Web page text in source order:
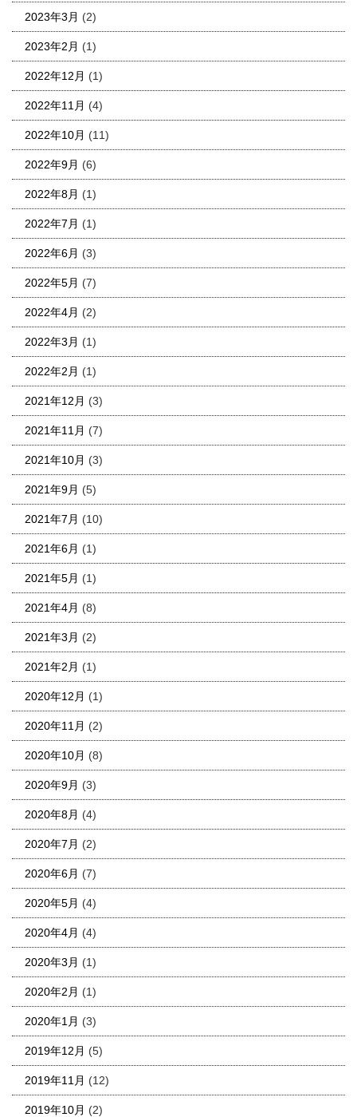
2023年3月 (2)
2023年2月 (1)
2022年12月 (1)
2022年11月 (4)
2022年10月 (11)
2022年9月 (6)
2022年8月 (1)
2022年7月 (1)
2022年6月 (3)
2022年5月 (7)
2022年4月 (2)
2022年3月 (1)
2022年2月 (1)
2021年12月 (3)
2021年11月 (7)
2021年10月 (3)
2021年9月 (5)
2021年7月 (10)
2021年6月 (1)
2021年5月 (1)
2021年4月 (8)
2021年3月 (2)
2021年2月 (1)
2020年12月 (1)
2020年11月 (2)
2020年10月 (8)
2020年9月 (3)
2020年8月 (4)
2020年7月 (2)
2020年6月 (7)
2020年5月 (4)
2020年4月 (4)
2020年3月 (1)
2020年2月 (1)
2020年1月 (3)
2019年12月 (5)
2019年11月 (12)
2019年10月 (2)